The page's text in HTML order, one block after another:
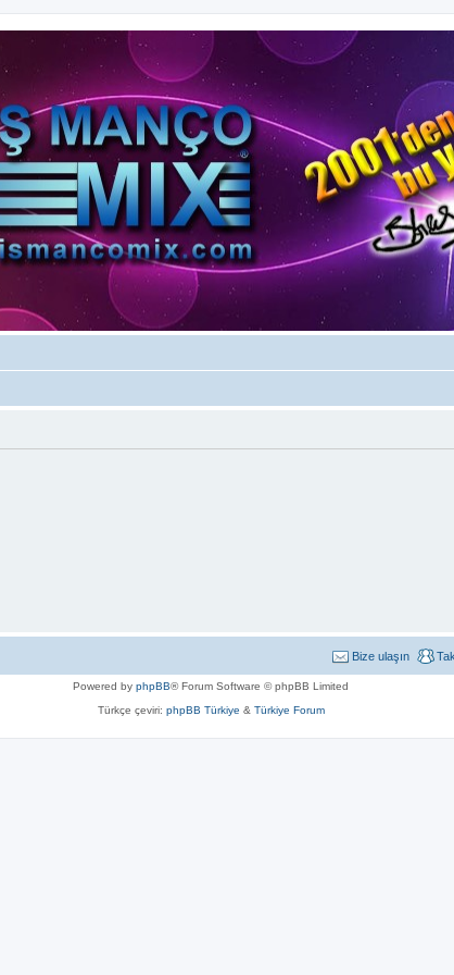
Bize ulaşın
Powered by phpBB® Forum Software © phpBB Limited
Türkçe çeviri: phpBB Türkiye & Türkiye Forum